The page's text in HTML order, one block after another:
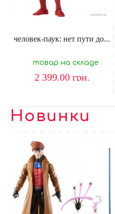
человек-паук: нет пути до...
товар на складе
2 399.00 грн.
Новинки